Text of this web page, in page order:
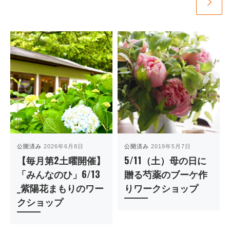
公開済み2026年6月8日
【毎月第2土曜開催】
「みんなのひ」6/13
_紫陽花まもりのワー
クショップ
公開済み2019年5月7日
5/11（土）母の日に
贈る芍薬のブーケ作
りワークショップ